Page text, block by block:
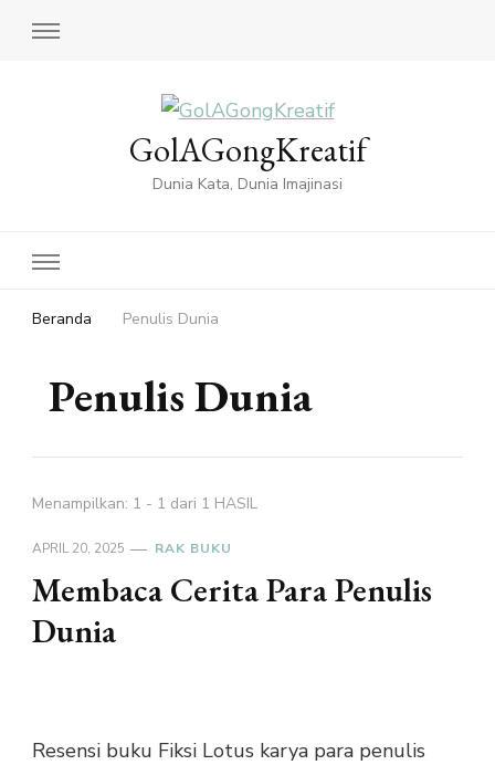
GolAGongKreatif
Dunia Kata, Dunia Imajinasi
Beranda Penulis Dunia
Penulis Dunia
Menampilkan: 1 - 1 dari 1 HASIL
APRIL 20, 2025 RAK BUKU
Membaca Cerita Para Penulis
Dunia
Resensi buku Fiksi Lotus karya para penulis